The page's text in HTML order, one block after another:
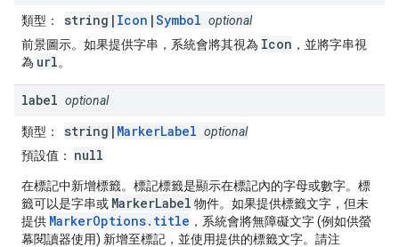
類型： string| Icon |Symbol optional
前景圖示。如果提供字串，系統會將其視為 Icon ，並將字串視
為 url。
label optional
類型： string| MarkerLabel optional
預設值：
null
在標記中新增標籤。標記標籤是顯示在標記內的字母或數字。標
籤可以是字串或 MarkerLabel 物件。如果提供標籤文字，但未
提供 MarkerOptions.title ，系統會將無障礙文字 (例如供螢
幕閱讀器使用) 新增至標記，並使用提供的標籤文字。請注